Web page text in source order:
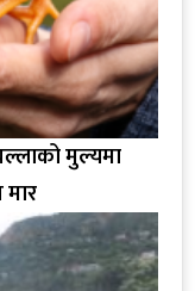
मुल्यमा